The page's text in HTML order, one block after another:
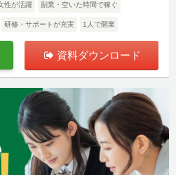
性が活躍 副業・空いた時間で稼ぐ
研修・サポートが充実 1人で開業
資料ダウンロード